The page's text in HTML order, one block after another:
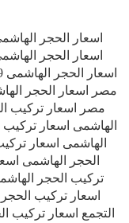
الهاشمى اسعار
الهاشمى اسعار
الحجر الهاشمى
تركيب الحجر
اسعار تركيب